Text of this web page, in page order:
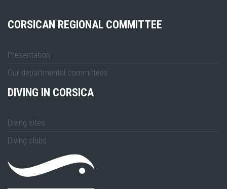
CORSICAN REGIONAL COMMITTEE
Presentation
Our departmental committees
DIVING IN CORSICA
Diving sites
Diving clubs